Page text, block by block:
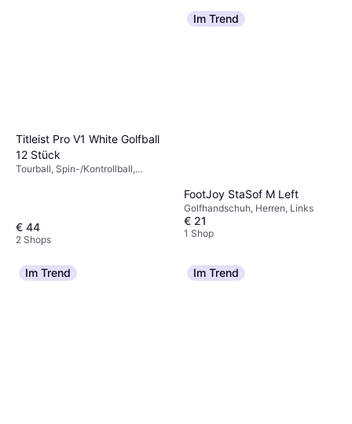
Titleist Pro V1 White Golfball
12 Stück
Tourball, Spin-/Kontrollball,
€ 44
2 Shops
Im Trend
FootJoy StaSof M Left
Golfhandschuh, Herren, Links
€ 21
1 Shop
Im Trend Im Trend